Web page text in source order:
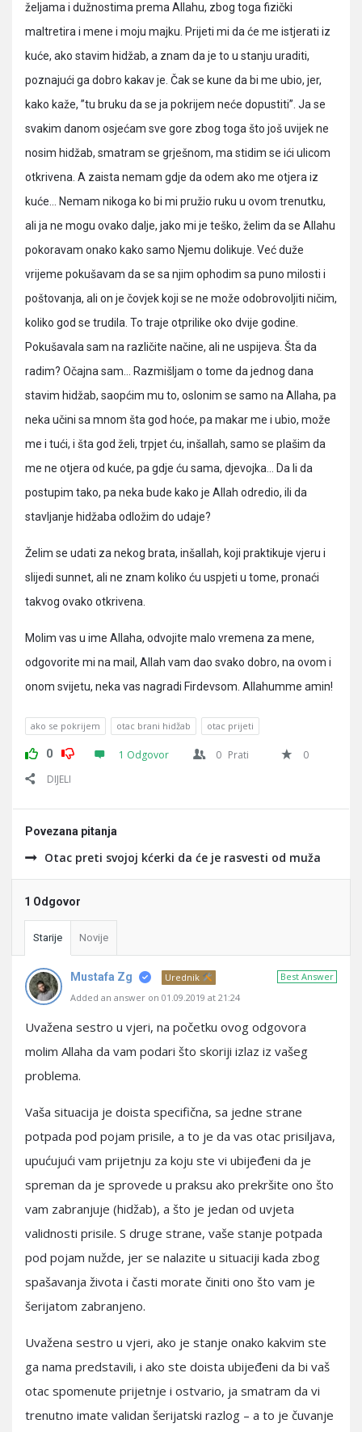
željama i dužnostima prema Allahu, zbog toga fizički
maltretira i mene i moju majku. Prijeti mi da će me istjerati iz
kuće, ako stavim hidžab, a znam da je to u stanju uraditi,
poznajući ga dobro kakav je. Čak se kune da bi me ubio, jer,
kako kaže, ”tu bruku da se ja pokrijem neće dopustiti”. Ja se
svakim danom osjećam sve gore zbog toga što još uvijek ne
nosim hidžab, smatram se grješnom, ma stidim se ići ulicom
otkrivena. A zaista nemam gdje da odem ako me otjera iz
kuće… Nemam nikoga ko bi mi pružio ruku u ovom trenutku,
ali ja ne mogu ovako dalje, jako mi je teško, želim da se Allahu
pokoravam onako kako samo Njemu dolikuje. Već duže
vrijeme pokušavam da se sa njim ophodim sa puno milosti i
poštovanja, ali on je čovjek koji se ne može odobrovoljiti ničim,
koliko god se trudila. To traje otprilike oko dvije godine.
Pokušavala sam na različite načine, ali ne uspijeva. Šta da
radim? Očajna sam… Razmišljam o tome da jednog dana
stavim hidžab, saopćim mu to, oslonim se samo na Allaha, pa
neka učini sa mnom šta god hoće, pa makar me i ubio, može
me i tući, i šta god želi, trpjet ću, inšallah, samo se plašim da
me ne otjera od kuće, pa gdje ću sama, djevojka… Da li da
postupim tako, pa neka bude kako je Allah odredio, ili da
stavljanje hidžaba odložim do udaje?
Želim se udati za nekog brata, inšallah, koji praktikuje vjeru i
slijedi sunnet, ali ne znam koliko ću uspjeti u tome, pronaći
takvog ovako otkrivena.
Molim vas u ime Allaha, odvojite malo vremena za mene,
odgovorite mi na mail, Allah vam dao svako dobro, na ovom i
onom svijetu, neka vas nagradi Firdevsom. Allahumme amin!
ako se pokrijem otac brani hidžab otac prijeti
0 1 Odgovor 0 Prati
0
DIJELI
Povezana pitanja
Otac preti svojoj kćerki da će je rasvesti od muža
1 Odgovor
Starije Novije
Best Answer
Mustafa Zg
Urednik
Added an answer on 01.09.2019 at 21:24
Uvažena sestro u vjeri, na početku ovog odgovora
molim Allaha da vam podari što skoriji izlaz iz vašeg
problema.
Vaša situacija je doista specifična, sa jedne strane
potpada pod pojam prisile, a to je da vas otac prisiljava,
upućujući vam prijetnju za koju ste vi ubijeđeni da je
spreman da je sprovede u praksu ako prekršite ono što
vam zabranjuje (hidžab), a što je jedan od uvjeta
validnosti prisile. S druge strane, vaše stanje potpada
pod pojam nužde, jer se nalazite u situaciji kada zbog
spašavanja života i časti morate činiti ono što vam je
šerijatom zabranjeno.
Uvažena sestro u vjeri, ako je stanje onako kakvim ste
ga nama predstavili, i ako ste doista ubijeđeni da bi vaš
otac spomenute prijetnje i ostvario, ja smatram da vi
trenutno imate validan šerijatski razlog – a to je čuvanje